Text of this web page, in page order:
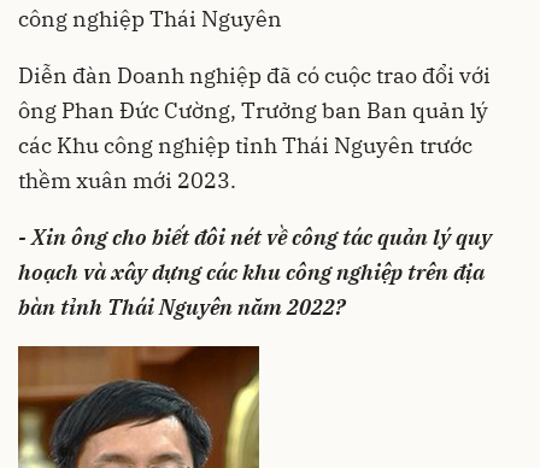
công nghiệp Thái Nguyên
Diễn đàn Doanh nghiệp đã có cuộc trao đổi với
ông Phan Đức Cường, Trưởng ban Ban quản lý
các Khu công nghiệp tỉnh Thái Nguyên trước
thềm xuân mới 2023.
- Xin ông cho biết đôi nét về công tác quản lý quy
hoạch và xây dựng các khu công nghiệp trên địa
bàn tỉnh Thái Nguyên năm 2022?